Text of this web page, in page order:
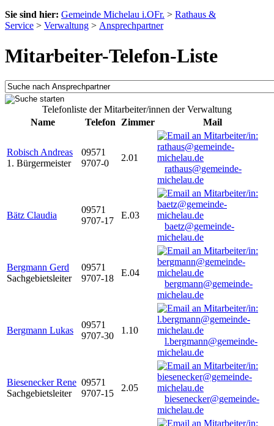
Sie sind hier: Gemeinde Michelau i.OFr. > Rathaus &
Service > Verwaltung > Ansprechpartner
Mitarbeiter-Telefon-Liste
Telefonliste der Mitarbeiter/innen der Verwaltung
Name
Telefon Zimmer Mail
Robisch Andreas
1. Bürgermeister
09571
9707-0
2.01
rathaus@gemeinde-
michelau.de
Bätz Claudia
09571
9707-17
E.03
baetz@gemeinde-
michelau.de
Bergmann Gerd
Sachgebietsleiter
09571
9707-18
E.04
bergmann@gemeinde-
michelau.de
Bergmann Lukas
09571
9707-30
1.10
l.bergmann@gemeinde-
michelau.de
Biesenecker Rene
Sachgebietsleiter
09571
9707-15
2.05
biesenecker@gemeinde-
michelau.de